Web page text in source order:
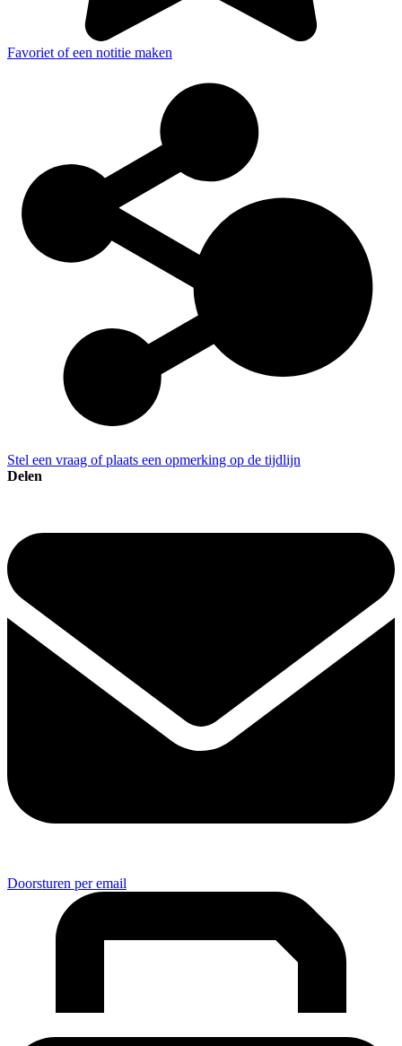
Favoriet of een notitie maken
Stel een vraag of plaats een opmerking op de tijdlijn
Delen
Doorsturen per email